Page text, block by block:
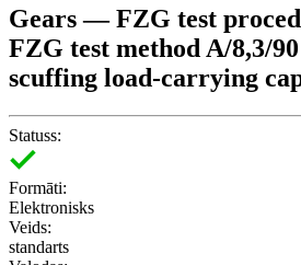
Gears — FZG test
FZG test method A/8,3/
scuffing load-carrying
Statuss:
Formāti:
Elektronisks
Veids:
standarts